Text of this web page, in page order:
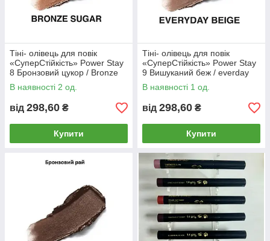
Тіні- олівець для повік
«СуперСтійкість» Power Stay
8 Бронзовий цукор / Bronze
sugar
В наявності 2 од.
від 298,60 ₴
Купити
Тіні- олівець для повік
«СуперСтійкість» Power Stay
9 Вишуканий беж / everday
beige
В наявності 1 од.
від 298,60 ₴
Купити